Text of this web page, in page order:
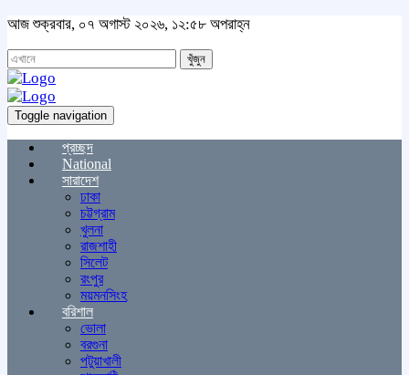
আজ শুক্রবার, ০৭ অগাস্ট ২০২৬, ১২:৫৮ অপরাহ্ন
খুঁজুন
Toggle navigation
প্রচ্ছদ
National
সারাদেশ
ঢাকা
চট্টগ্রাম
খুলনা
রাজশাহী
সিলেট
রংপুর
ময়মনসিংহ
বরিশাল
ভোলা
বরগুনা
পটুয়াখালী